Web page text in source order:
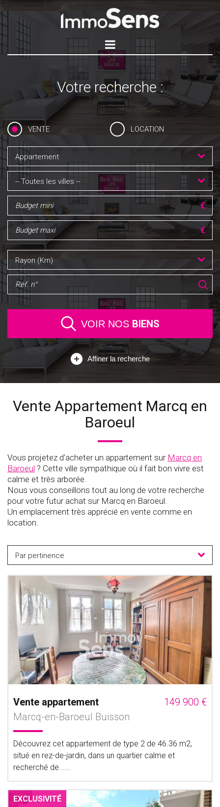
Votre recherche :
VENTE LOCATION
Appartement
-- Toutes les villes --
Rayon (Km)
Affiner la recherche
VOIR NOS BIENS
Vente Appartement Marcq en
Baroeul
Vous projetez d'acheter un appartement sur Marcq en
Baroeul ? Cette ville sympathique où il fait bon vivre est
calme et très arborée.
Nous vous conseillons tout au long de votre recherche
pour votre futur achat sur Marcq en Baroeul.
Un emplacement très apprécié en vente comme en
location.
Par pertinence
Vente appartement
149 900 €
Marcq-en-Baroeul Buisson
Découvrez cet appartement de type 2 de 46.36 m2,
situé en rez-de-jardin, dans un quartier calme et
recherché de......
EXCLUSIVITÉ